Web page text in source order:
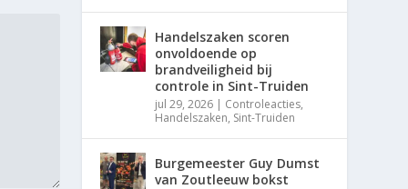
Handelszaken scoren
onvoldoende op
brandveiligheid bij
controle in Sint-Truiden
jul 29, 2026 | Controleacties,
Handelszaken, Sint-Truiden
Burgemeester Guy Dumst
van Zoutleeuw bokst